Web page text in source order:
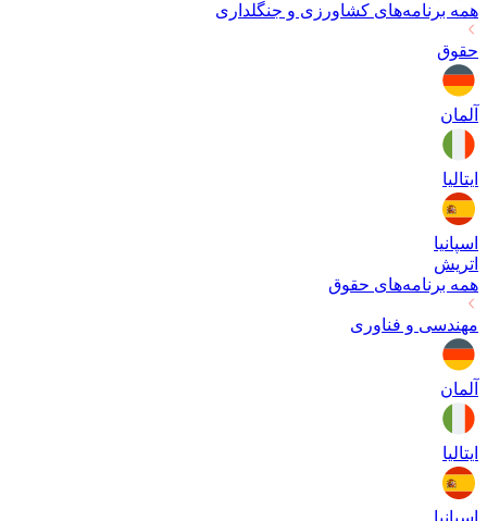
همه برنامه‌های کشاورزی و جنگلداری
حقوق
آلمان
ایتالیا
اسپانیا
اتریش
همه برنامه‌های حقوق
مهندسی و فناوری
آلمان
ایتالیا
اسپانیا